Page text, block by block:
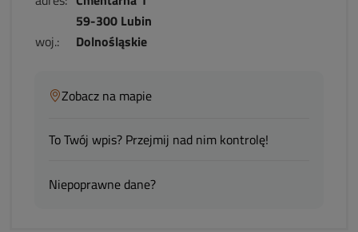
59-300 Lubin
woj.:
Dolnośląskie
Zobacz na mapie
To Twój wpis? Przejmij nad nim kontrolę!
Niepoprawne dane?